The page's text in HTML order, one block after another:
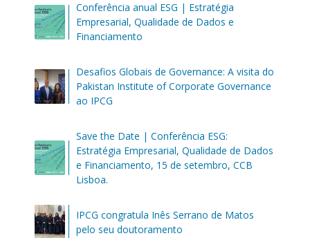
Conferência anual ESG | Estratégia
Empresarial, Qualidade de Dados e
Financiamento
Desafios Globais de Governance: A visita do
Pakistan Institute of Corporate Governance
ao IPCG
Save the Date | Conferência ESG:
Estratégia Empresarial, Qualidade de Dados
e Financiamento, 15 de setembro, CCB
Lisboa.
IPCG congratula Inês Serrano de Matos
pelo seu doutoramento